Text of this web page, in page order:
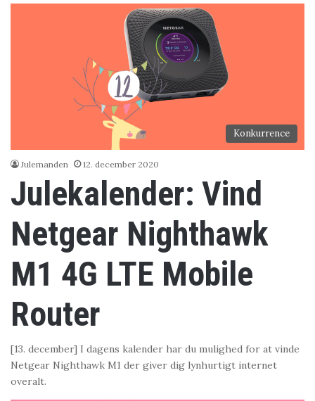
Konkurrence
Julemanden 12. december 2020
Julekalender: Vind
Netgear Nighthawk
M1 4G LTE Mobile
Router
[13. december] I dagens kalender har du mulighed for at vinde
Netgear Nighthawk M1 der giver dig lynhurtigt internet
overalt.